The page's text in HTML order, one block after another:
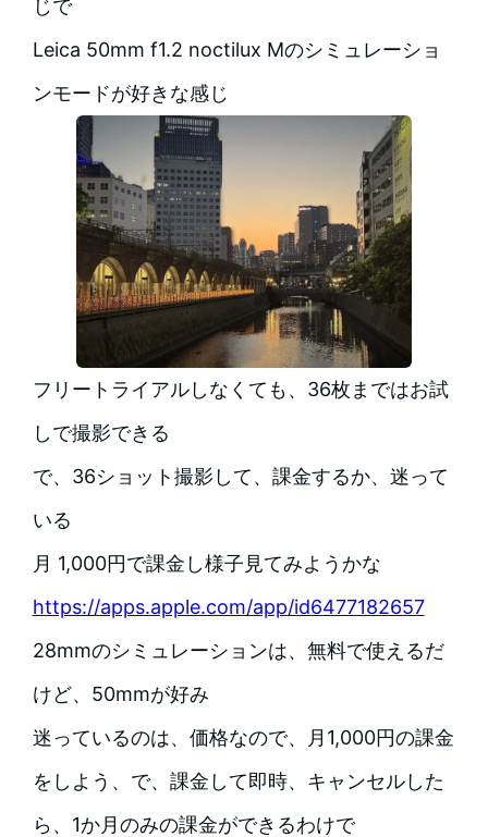
じで
Leica 50mm f1.2 noctilux Mのシミュレーショ
ンモードが好きな感じ
フリートライアルしなくても、36枚まではお試
しで撮影できる
で、36ショット撮影して、課金するか、迷って
いる
月 1,000円で課金し様子見てみようかな
https://apps.apple.com/app/id6477182657
28mmのシミュレーションは、無料で使えるだ
けど、50mmが好み
迷っているのは、価格なので、月1,000円の課金
をしよう、で、課金して即時、キャンセルした
ら、1か月のみの課金ができるわけで